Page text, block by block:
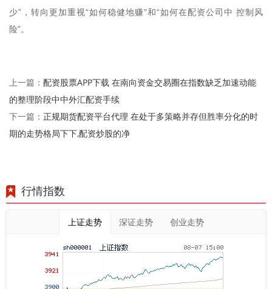
少”，转向更加重视“如何稳健地赚”和“如何在配资公司中 控制风
险”。
上一篇： 配资股票APP下载 在南向资金交易圈在指数缺乏加速动能
的整理阶段中中外汇配资手续
下一篇： 正规期货配资平台代理 在处于多策略并存但胜率分化的时
期的走势格局下下,配资炒股的净
行情指数
上证走势 深证走势 创业走势